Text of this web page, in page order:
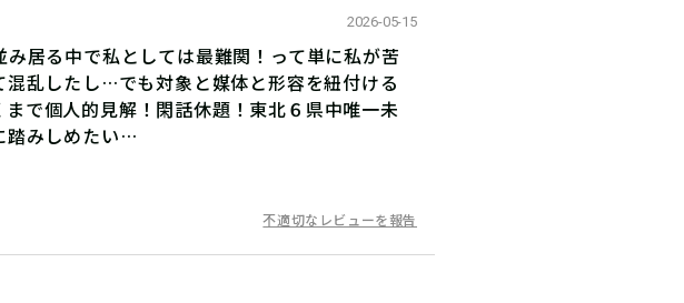
2026-05-15
居る中で私としては最難関！って単に私が苦
乱したし…でも対象と媒体と形容を紐付ける
で個人的見解！閑話休題！東北６県中唯一未
踏みしめたい…
不適切なレビューを報告